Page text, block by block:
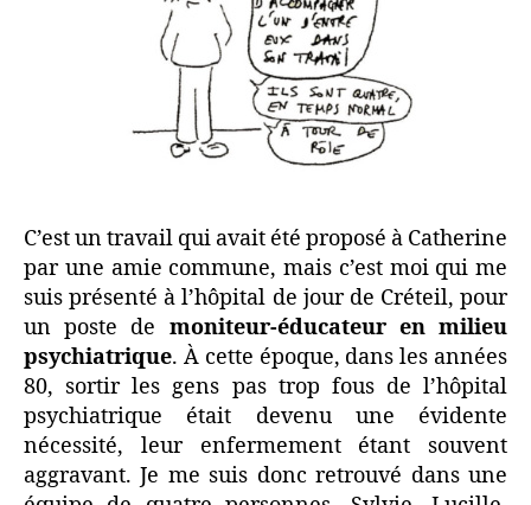
C’est un travail qui avait été proposé à Catherine
par une amie commune, mais c’est moi qui me
suis présenté à l’hôpital de jour de Créteil, pour
un poste de moniteur-éducateur en milieu
psychiatrique. À cette époque, dans les années
80, sortir les gens pas trop fous de l’hôpital
psychiatrique était devenu une évidente
nécessité, leur enfermement étant souvent
aggravant. Je me suis donc retrouvé dans une